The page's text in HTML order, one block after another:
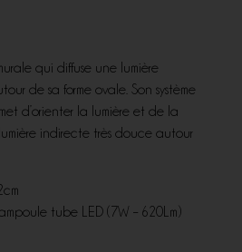
qui diffuse une lumière
de sa forme ovale. Son système
d’orienter la lumière et de la
indirecte très douce autour
tube LED (7W – 620Lm)